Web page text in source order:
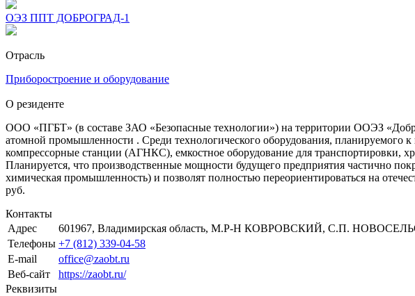
ОЭЗ ППТ ДОБРОГРАД-1
Отрасль
Приборостроение и оборудование
О резиденте
ООО «ПГБТ» (в составе ЗАО «Безопасные технологии») на территории ООЭЗ
атомной промышленности . Среди технологического оборудования, планируемого
компрессорные станции (АГНКС), емкостное оборудование для транспортировки,
Планируется, что производственные мощности будущего предприятия частично
химическая промышленность) и позволят полностью переориентироваться на
руб.
Контакты
Адрес
601967, Владимирская область, М.Р-Н КОВРОВСКИЙ, С.П.
Телефоны +7 (812) 339-04-58
E-mail
office@zaobt.ru
Веб-сайт
https://zaobt.ru/
Реквизиты